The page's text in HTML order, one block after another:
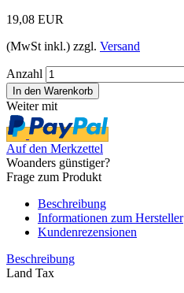
19,08 EUR
(MwSt inkl.) zzgl. Versand
Anzahl
Weiter mit
Auf den Merkzettel
Woanders günstiger?
Frage zum Produkt
Beschreibung
Informationen zum Hersteller
Kundenrezensionen
Beschreibung
Land Tax